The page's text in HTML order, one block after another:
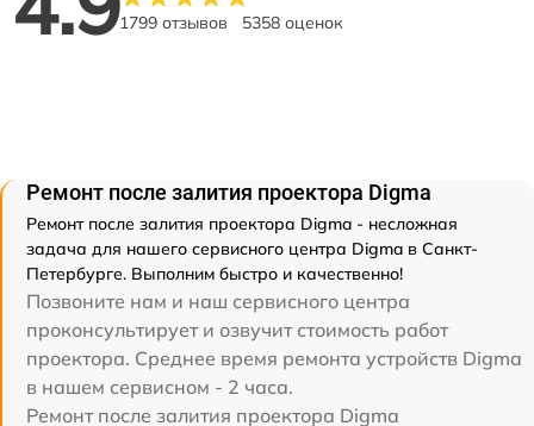
1799 отзывов 5358 оценок
Ремонт после залития проектора Digma
Ремонт после залития проектора Digma - несложная
задача для нашего сервисного центра Digma в Санкт-
Петербурге. Выполним быстро и качественно!
Позвоните нам и наш сервисного центра
проконсультирует и озвучит стоимость работ
проектора. Среднее время ремонта устройств Digma
в нашем сервисном - 2 часа.
Ремонт после залития проектора Digma